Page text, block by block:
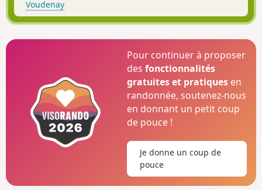
Voudenay
Pour continuer à proposer
desfonctionnalités
gratuites et pratiques en
randonnée, soutenez-nous
en donnant un petit coup
de pouce !
Je donne un coup de
pouce